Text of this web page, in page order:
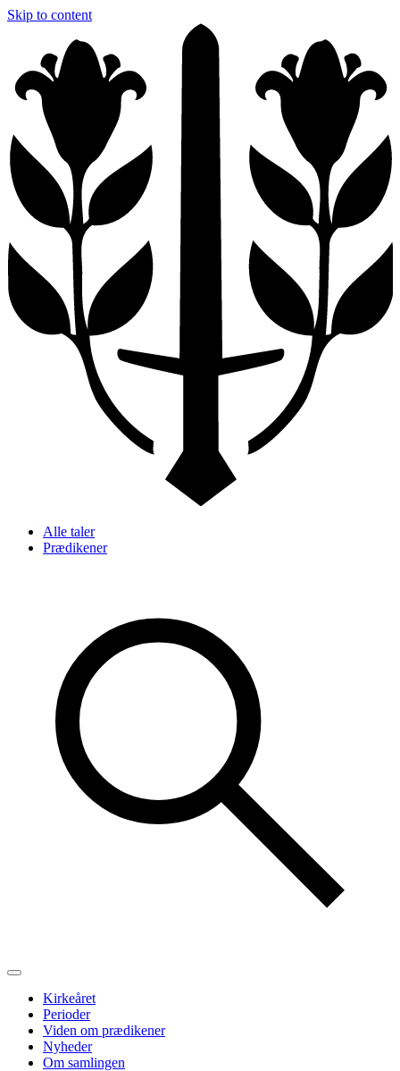
Skip to content
Alle taler
Prædikener
Kirkeåret
Perioder
Viden om prædikener
Nyheder
Om samlingen